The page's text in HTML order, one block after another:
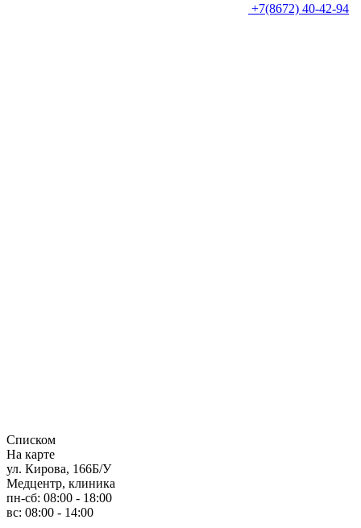
+7(8672) 40-42-94
Списком
На карте
ул. Кирова, 166Б/У
Медцентр, клиника
пн-сб: 08:00 - 18:00
вс: 08:00 - 14:00